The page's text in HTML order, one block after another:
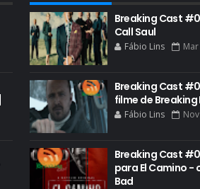
BETSY BRANDT
BETTER CALL SAUL
BLOOPERS
BLU-RAY
BOB ODENKIRK
BOB ODENKIRK CINEMA
BOB ODENKIRK TV
BREAKING BAD ART PROJECT
Breaking Cast
Call Saul
Fábio Lins
Breaking Cast
filme de Breaking
Fábio Lins
Breaking Cast
para El Camino -
Bad